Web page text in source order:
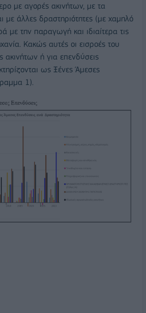
με αγορές ακινήτων, με τα
με άλλες δραστηριότητες (με χαμηλό
με την παραγωγή και ιδιαίτερα τις
Κακώς αυτές οι εισροές του
ακινήτων ή για επενδύσεις
ως Ξένες Άμεσες
1).